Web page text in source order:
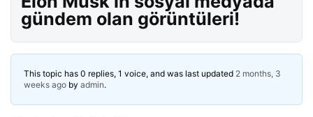
gündem olan görüntüleri!
This topic has 0 replies, 1 voice, and was last updated 2 months, 3
weeks ago by admin.